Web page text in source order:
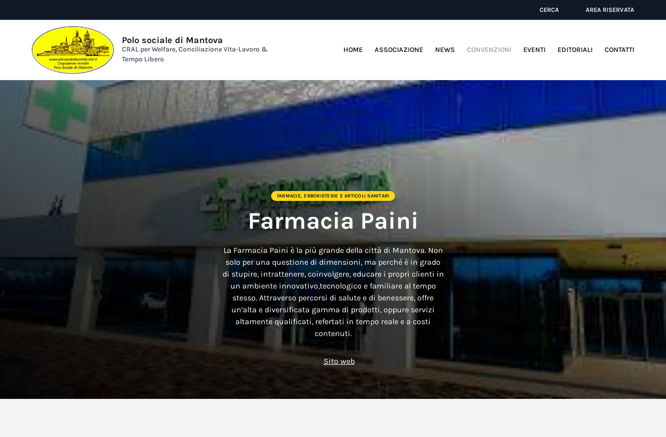
CERCA AREA RISERVATA
Polo sociale di Mantova
CRAL per Welfare, Conciliazione Vita-Lavoro &
Tempo Libero
HOME ASSOCIAZIONE NEWS CONVENZIONI EVENTI EDITORIALI CONTATTI
FARMACIE, ERBORISTERIE E ARTICOLI SANITARI
Farmacia Paini
La Farmacia Paini è la più grande della città di Mantova. Non
solo per una questione di dimensioni, ma perché è in grado
di stupire, intrattenere, coinvolgere, educare i propri clienti in
un ambiente innovativo,tecnologico e familiare al tempo
stesso. Attraverso percorsi di salute e di benessere, offre
un’alta e diversificata gamma di prodotti, oppure servizi
altamente qualificati, refertati in tempo reale e a costi
contenuti.
Sito web